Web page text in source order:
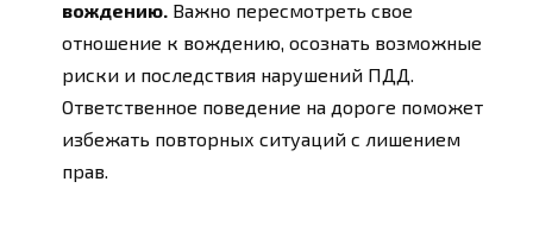
вождению. Важно пересмотреть свое
отношение к вождению, осознать возможные
риски и последствия нарушений ПДД.
Ответственное поведение на дороге поможет
избежать повторных ситуаций с лишением
прав.